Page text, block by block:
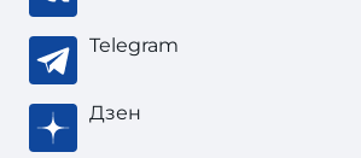
Telegram
Дзен